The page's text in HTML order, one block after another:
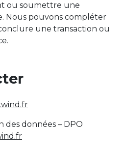
ou soumettre une
Nous pouvons compléter
une transaction ou
des données – DPO